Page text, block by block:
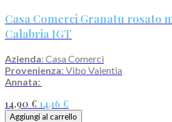
Casa Comerci Granatu rosato
Calabria IGT
Azienda: Casa Comerci
Provenienza: Vibo Valentia
Annata:
14,90 € 14,16 €
Aggiungi al carrello